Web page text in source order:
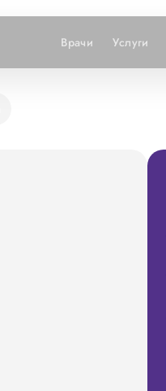
Врачи Услуги